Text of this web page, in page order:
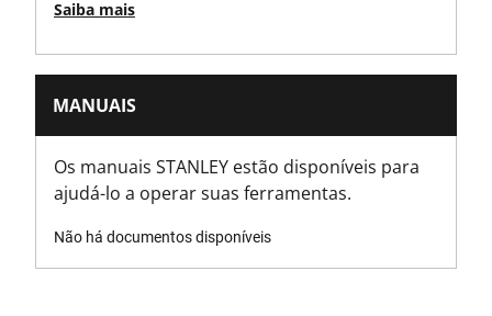
Saiba mais
MANUAIS
Os manuais STANLEY estão disponíveis para
ajudá-lo a operar suas ferramentas.
Não há documentos disponíveis